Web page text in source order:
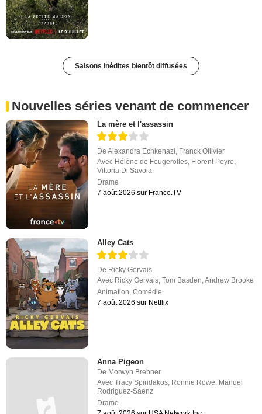
Saisons inédites bientôt diffusées
Nouvelles séries venant de commencer
La mère et l'assassin
DeAlexandra Echkenazi, Franck Ollivier
Avec Hélène de Fougerolles, Florent Peyre,
Vittoria Di Savoia
Drame
7 août 2026 sur France.TV
Alley Cats
De Ricky Gervais
Avec Ricky Gervais,Tom Basden,Andrew Brooke
Animation,Comédie
7 août 2026 sur Netflix
Anna Pigeon
De Morwyn Brebner
AvecTracy Spiridakos Ronnie Rowe Manuel
Rodriguez-Saenz
Drame